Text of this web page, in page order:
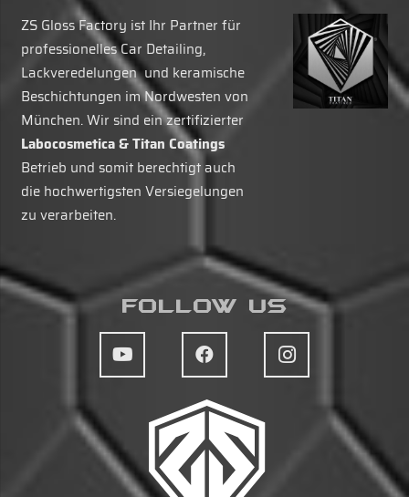
ZS Gloss Factory ist Ihr Partner für
professionelles Car Detailing,
Lackveredelungen und keramische
Beschichtungen im Nordwesten von
München. Wir sind ein zertifizierter
Labocosmetica & Titan Coatings
Betrieb und somit berechtigt auch
die hochwertigsten Versiegelungen
zu verarbeiten.
Follow Us